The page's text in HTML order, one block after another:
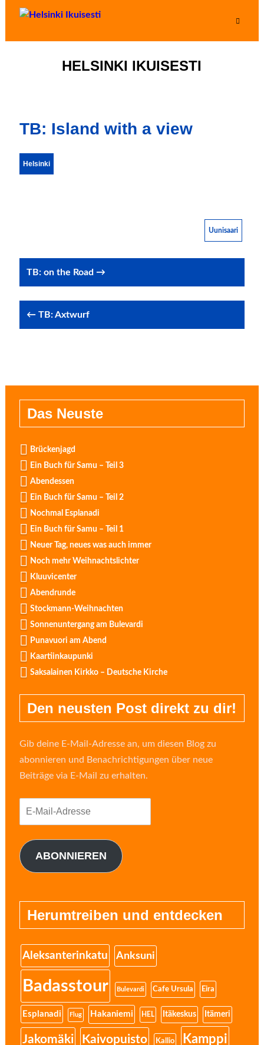
HELSINKI IKUISESTI
TB: Island with a view
Helsinki
Uunisaari
Post
navigation
TB: on the Road →
← TB: Axtwurf
Das Neuste
Brückenjagd
Ein Buch für Samu – Teil 3
Abendessen
Ein Buch für Samu – Teil 2
Nochmal Esplanadi
Ein Buch für Samu – Teil 1
Neuer Tag, neues was auch immer
Noch mehr Weihnachtslichter
Kluuvicenter
Abendrunde
Stockmann-Weihnachten
Sonnenuntergang am Bulevardi
Punavuori am Abend
Kaartiinkaupunki
Saksalainen Kirkko – Deutsche Kirche
Den neusten Post direkt zu dir!
Gib deine E-Mail-Adresse an, um diesen Blog zu
abonnieren und Benachrichtigungen über neue
Beiträge via E-Mail zu erhalten.
ABONNIEREN
Herumtreiben und entdecken
Aleksanterinkatu Anksuni
Badasstour Bulevardi Cafe Ursula Eira
Esplanadi Flug Hakaniemi HEL Itäkeskus Itämeri
Jakomäki Kaivopuisto Kallio Kamppi